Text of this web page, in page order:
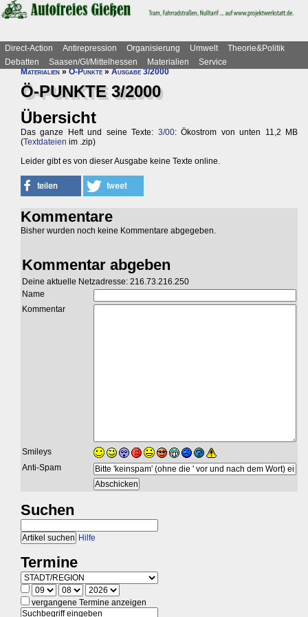
Direct-Action Antirepression Organisierung Umwelt
Theorie&Politik
Debatten
Saasen/GI/Mittelhessen Materialien
Service
Materialien»Ö-Punkte»Ausgabe 3/2000
Ö-PUNKTE 3/2000
Übersicht
Das ganze Heft und seine Texte: 3/00: Ökostrom von unten 11,2 MB
(Textdateien im .zip)
Leider gibt es von dieser Ausgabe keine Texte online.
Kommentare
Bisher wurden noch keine Kommentare abgegeben.
Kommentar abgeben
Deine aktuelle Netzadresse: 216.73.216.250
Name
Kommentar
Smileys
Anti-Spam
Suchen
Hilfe
Termine
vergangene Termine anzeigen